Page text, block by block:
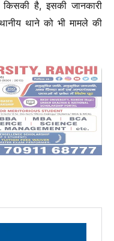
है, इसकी जानकारी
थाने को भी मामले की